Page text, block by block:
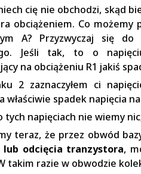
cię nie obchodzi, skąd
obciążeniem. Co
A? Przyzwyczaj się
Jeśli tak, to o
na obciążeniu R1 jakiś
2 zaznaczyłem ci
właściwie spadek napięcia
tych napięciach nie wiemy
teraz, że przez obwód
odcięcia tranzystora,
takim razie w obwodzie